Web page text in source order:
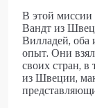
В этой
Вандт из
Вилладей,
опыт. Они
своих стран,
из Швеции,